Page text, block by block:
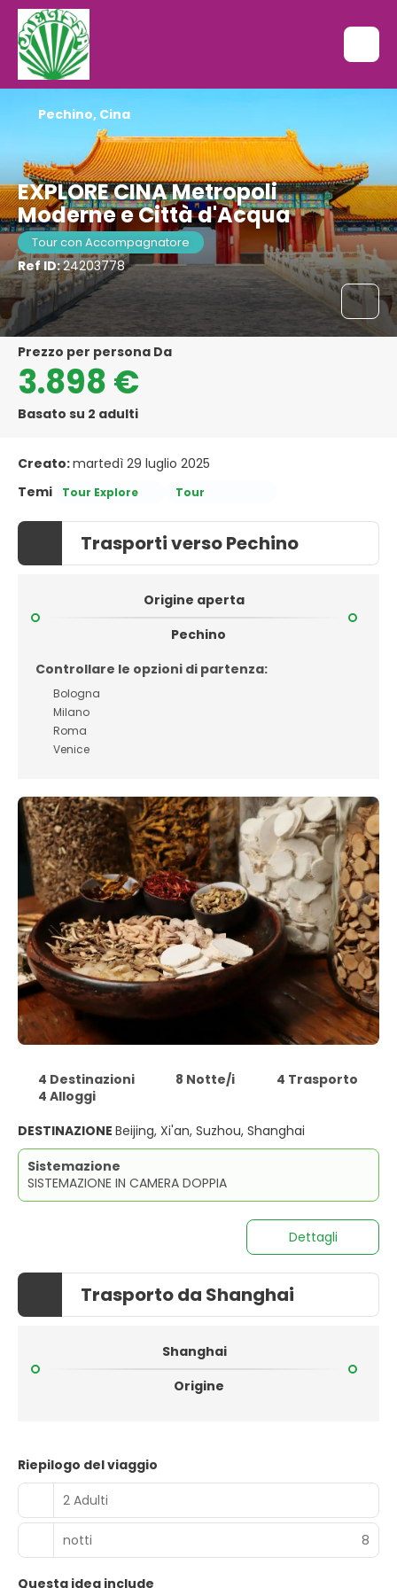
EXPLORE CINA Metropoli
Moderne e Città d'Acqua
Tour con Accompagnatore
Ref ID:24203778
Pechino, Cina
Prezzo per persona Da
3.898 €
Basato su 2 adulti
Creato:martedì 29 luglio 2025
Temi
Tour Explore Tour
Trasporti verso Pechino
Origine aperta
Pechino
Controllare le opzioni di partenza:
Bologna
Milano
Roma
Venice
4 Destinazioni 8 Notte/i
4 Trasporto
4 Alloggi
DESTINAZIONE Beijing, Xi'an, Suzhou, Shanghai
Sistemazione
SISTEMAZIONE IN CAMERA DOPPIA
Dettagli
Trasporto da Shanghai
Shanghai
Origine
Riepilogo del viaggio
2 Adulti
notti 8
Questa idea include